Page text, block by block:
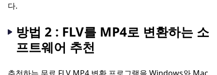
다.
방법 2 : FLV를 MP4로 변환하는 소
프트웨어 추천